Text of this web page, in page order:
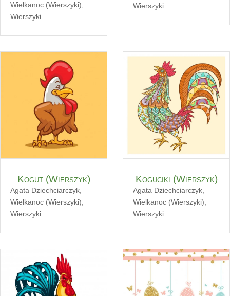
Wielkanoc (Wierszyki)
Wierszyki
Wierszyki
Kogut (Wierszyk)
Agata Dziechciarczyk
Wielkanoc (Wierszyki)
Wierszyki
Koguciki (Wierszyk)
Agata Dziechciarczyk
Wielkanoc (Wierszyki)
Wierszyki